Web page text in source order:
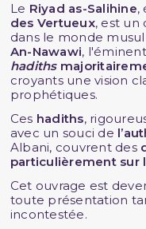
Le Riyad as-Salihine,
des Vertueux, est un
dans le monde
An-Nawawi, l'éminent
hadiths
croyants une vision
prophétiques.
Ces hadiths,
avec un souci de
Albani, couvrent des
particulièrement sur
Cet ouvrage est
toute présentation
incontestée.